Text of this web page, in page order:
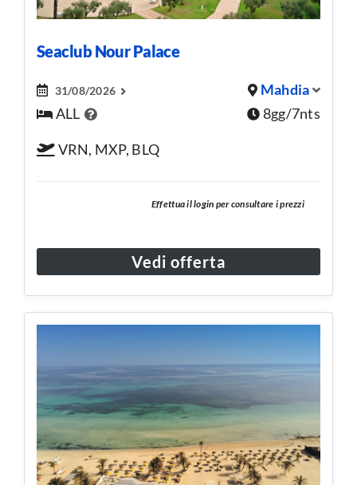
Seaclub Nour Palace
31/08/2026
Mahdia
ALL
8gg/7nts
VRN, MXP, BLQ
Effettua il login per consultare i prezzi
Vedi offerta